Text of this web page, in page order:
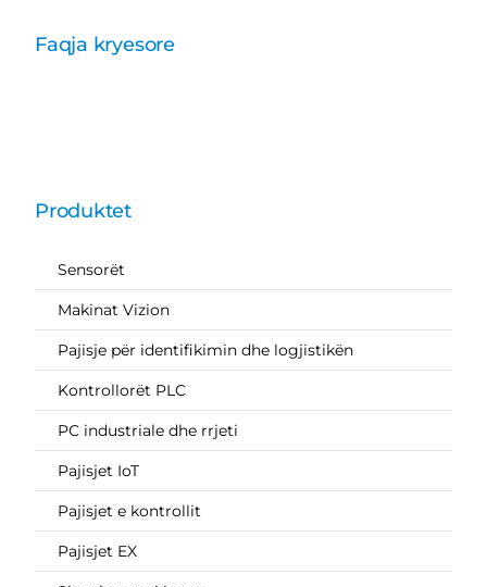
Faqja kryesore
Produktet
Sensorët
Makinat Vizion
Pajisje për identifikimin dhe logjistikën
Kontrollorët PLC
PC industriale dhe rrjeti
Pajisjet IoT
Pajisjet e kontrollit
Pajisjet EX